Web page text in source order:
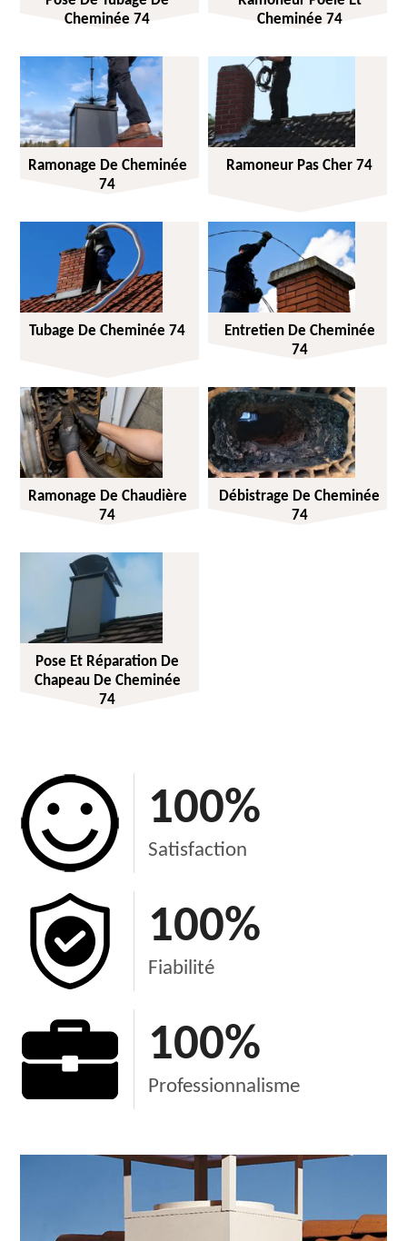
Cheminée 74
Cheminée 74
Ramonage De Cheminée
74
Ramoneur Pas Cher 74
Tubage De Cheminée 74
Entretien De Cheminée
74
Ramonage De Chaudière
74
Débistrage De Cheminée
74
Pose Et Réparation De
Chapeau De Cheminée
74
100%
Satisfaction
100%
Fiabilité
100%
Professionnalisme